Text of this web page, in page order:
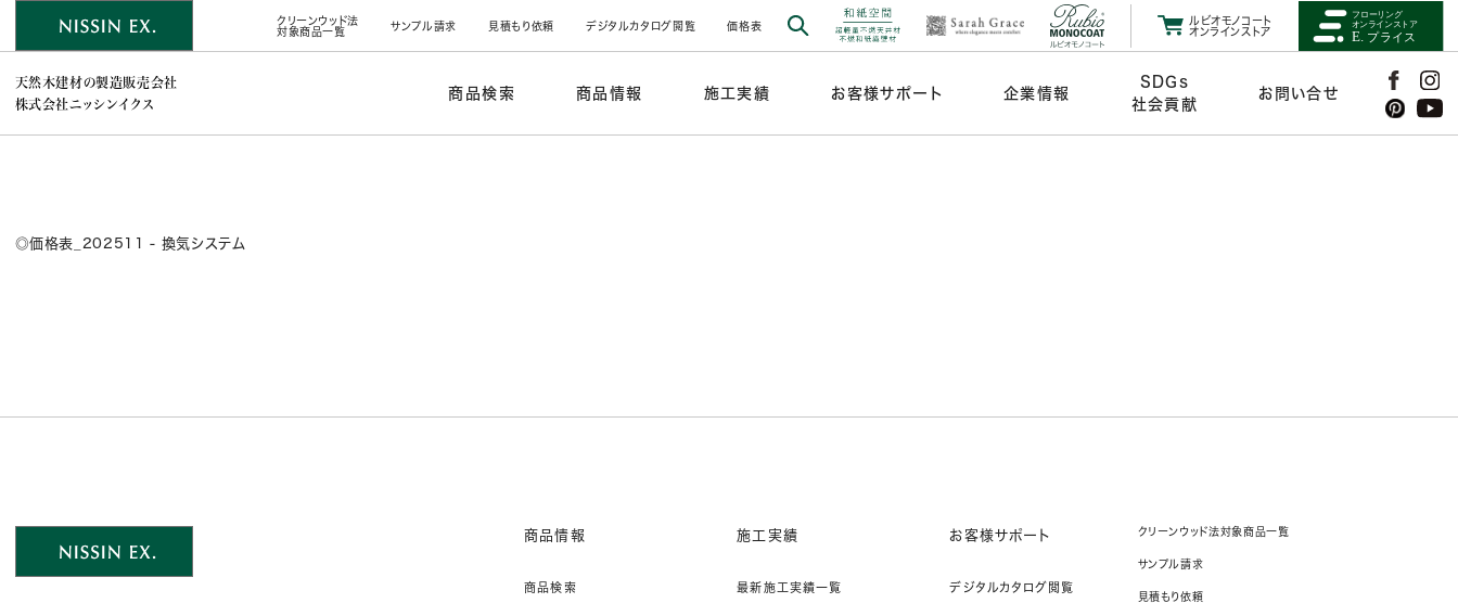
クリーンウッド法
対象商品一覧
サンプル請求 見積もり依頼 デジタルカタログ閲覧 価格表
ルビオモノコート
オンラインストア
天然木建材の製造販売会社
株式会社ニッシンイクス
商品検索 商品情報 施工実績 お客様サポート 企業情報
SDGs
社会貢献
お問い合せ
◎価格表_202511 - 換気システム
商品情報
商品検索
施工実績
最新施工実績一覧
お客様サポート
デジタルカタログ閲覧
クリーンウッド法対象商品一覧
サンプル請求
見積もり依頼